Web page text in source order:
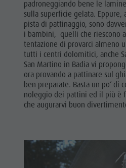
padroneggiando bene le
sulla superficie gelata. Eppure,
pista di pattinaggio, sono
i bambini, quelli che riescono
tentazione di provarci almeno
tutti i centri dolomitici, anche
San Martino in Badia vi
ora provando a pattinare sul
ben preparate. Basta un po’ di
noleggio dei pattini ed il più è
che augurarvi buon